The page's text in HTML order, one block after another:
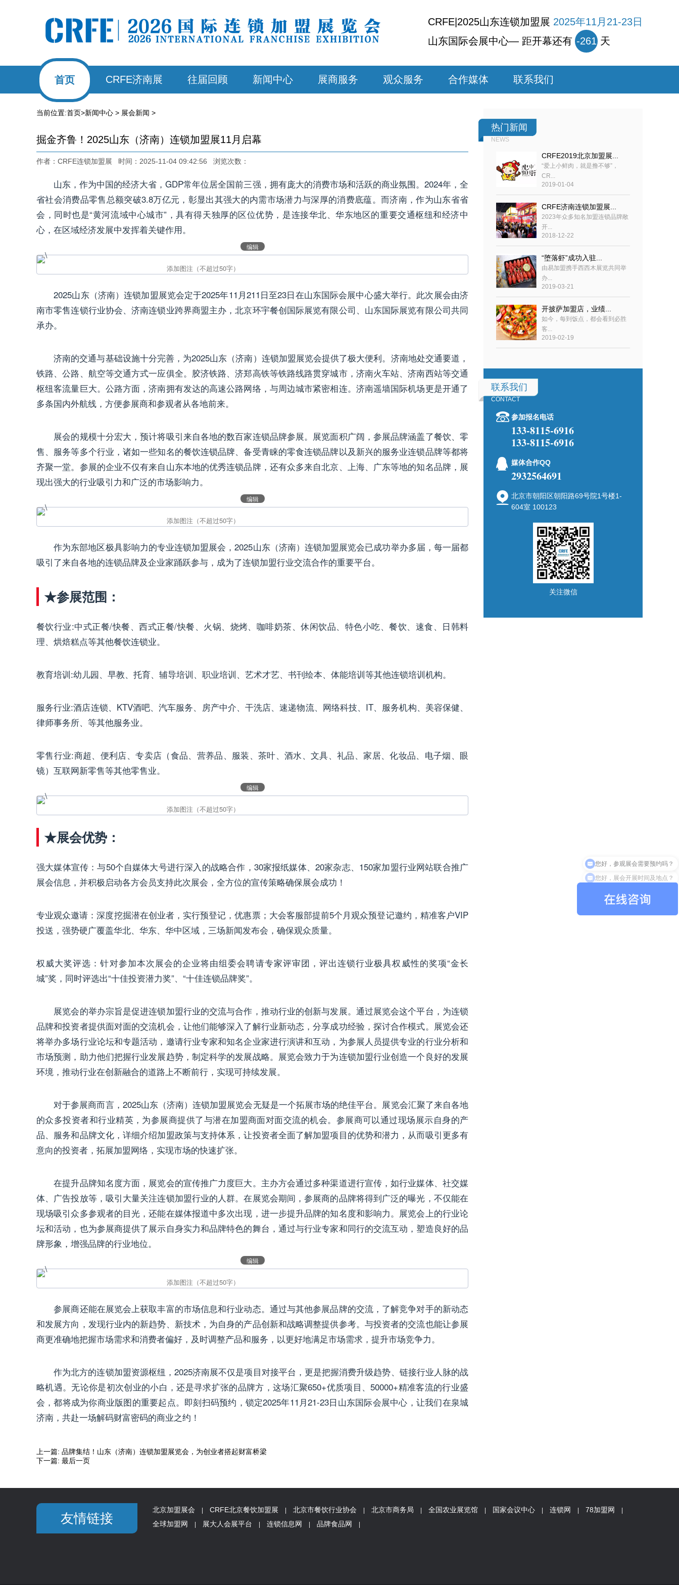
CRFE|2025山东连锁加盟展 2025年11月21-23日
山东国际会展中心— 距开幕还有 -261 天
首页 CRFE济南展 往届回顾 新闻中心 展商服务 观众服务 合作媒体 联系我们
当前位置:首页>新闻中心 > 展会新闻 >
掘金齐鲁！2025山东（济南）连锁加盟展11月启幕
作者：CRFE连锁加盟展 时间：2025-11-04 09:42:56 浏览次数：
山东，作为中国的经济大省，GDP常年位居全国前三强，拥有庞大的消费市场和活跃的商业氛围。2024年，全
省社会消费品零售总额突破3.8万亿元，彰显出其强大的内需市场潜力与深厚的消费底蕴。而济南，作为山东省省
会，同时也是“黄河流域中心城市”，具有得天独厚的区位优势，是连接华北、华东地区的重要交通枢纽和经济中
心，在区域经济发展中发挥着关键作用。
编辑
2025山东（济南）连锁加盟展览会定于2025年11月211日至23日在山东国际会展中心盛大举行。此次展会由济
南市零售连锁行业协会、济南连锁业跨界商盟主办，北京环宇餐创国际展览有限公司、山东国际展览有限公司共同
承办。
济南的交通与基础设施十分完善，为2025山东（济南）连锁加盟展览会提供了极大便利。济南地处交通要道，
铁路、公路、航空等交通方式一应俱全。胶济铁路、济郑高铁等铁路线路贯穿城市，济南火车站、济南西站等交通
枢纽客流量巨大。公路方面，济南拥有发达的高速公路网络，与周边城市紧密相连。济南遥墙国际机场更是开通了
多条国内外航线，方便参展商和参观者从各地前来。
展会的规模十分宏大，预计将吸引来自各地的数百家连锁品牌参展。展览面积广阔，参展品牌涵盖了餐饮、零
售、服务等多个行业，诸如一些知名的餐饮连锁品牌、备受青睐的零食连锁品牌以及新兴的服务业连锁品牌等都将
齐聚一堂。参展的企业不仅有来自山东本地的优秀连锁品牌，还有众多来自北京、上海、广东等地的知名品牌，展
现出强大的行业吸引力和广泛的市场影响力。
编辑
作为东部地区极具影响力的专业连锁加盟展会，2025山东（济南）连锁加盟展览会已成功举办多届，每一届都
吸引了来自各地的连锁品牌及企业家踊跃参与，成为了连锁加盟行业交流合作的重要平台。
★参展范围：
餐饮行业:中式正餐/快餐、西式正餐/快餐、火锅、烧烤、咖啡奶茶、休闲饮品、特色小吃、餐饮、速食、日韩料
理、烘焙糕点等其他餐饮连锁业。
教育培训:幼儿园、早教、托育、辅导培训、职业培训、艺术才艺、书刊绘本、体能培训等其他连锁培训机构。
服务行业:酒店连锁、KTV酒吧、汽车服务、房产中介、干洗店、速递物流、网络科技、IT、服务机构、美容保健、
律师事务所、等其他服务业。
零售行业:商超、便利店、专卖店（食品、营养品、服装、茶叶、酒水、文具、礼品、家居、化妆品、电子烟、眼
镜）互联网新零售等其他零售业。
编辑
★展会优势：
强大媒体宣传：与50个自媒体大号进行深入的战略合作，30家报纸媒体、20家杂志、150家加盟行业网站联合推广
展会信息，并积极启动各方会员支持此次展会，全方位的宣传策略确保展会成功！
专业观众邀请：深度挖掘潜在创业者，实行预登记，优惠票；大会客服部提前5个月观众预登记邀约，精准客户VIP
投送，强势硬广覆盖华北、华东、华中区域，三场新闻发布会，确保观众质量。
权威大奖评选：针对参加本次展会的企业将由组委会聘请专家评审团，评出连锁行业极具权威性的奖项“金长
城”奖，同时评选出“十佳投资潜力奖”、“十佳连锁品牌奖”。
展览会的举办宗旨是促进连锁加盟行业的交流与合作，推动行业的创新与发展。通过展览会这个平台，为连锁
品牌和投资者提供面对面的交流机会，让他们能够深入了解行业新动态，分享成功经验，探讨合作模式。展览会还
将举办多场行业论坛和专题活动，邀请行业专家和知名企业家进行演讲和互动，为参展人员提供专业的行业分析和
市场预测，助力他们把握行业发展趋势，制定科学的发展战略。展览会致力于为连锁加盟行业创造一个良好的发展
环境，推动行业在创新融合的道路上不断前行，实现可持续发展。
对于参展商而言，2025山东（济南）连锁加盟展览会无疑是一个拓展市场的绝佳平台。展览会汇聚了来自各地
的众多投资者和行业精英，为参展商提供了与潜在加盟商面对面交流的机会。参展商可以通过现场展示自身的产
品、服务和品牌文化，详细介绍加盟政策与支持体系，让投资者全面了解加盟项目的优势和潜力，从而吸引更多有
意向的投资者，拓展加盟网络，实现市场的快速扩张。
在提升品牌知名度方面，展览会的宣传推广力度巨大。主办方会通过多种渠道进行宣传，如行业媒体、社交媒
体、广告投放等，吸引大量关注连锁加盟行业的人群。在展览会期间，参展商的品牌将得到广泛的曝光，不仅能在
现场吸引众多参观者的目光，还能在媒体报道中多次出现，进一步提升品牌的知名度和影响力。展览会上的行业论
坛和活动，也为参展商提供了展示自身实力和品牌特色的舞台，通过与行业专家和同行的交流互动，塑造良好的品
牌形象，增强品牌的行业地位。
编辑
参展商还能在展览会上获取丰富的市场信息和行业动态。通过与其他参展品牌的交流，了解竞争对手的新动态
和发展方向，发现行业内的新趋势、新技术，为自身的产品创新和战略调整提供参考。与投资者的交流也能让参展
商更准确地把握市场需求和消费者偏好，及时调整产品和服务，以更好地满足市场需求，提升市场竞争力。
作为北方的连锁加盟资源枢纽，2025济南展不仅是项目对接平台，更是把握消费升级趋势、链接行业人脉的战
略机遇。无论你是初次创业的小白，还是寻求扩张的品牌方，这场汇聚650+优质项目、50000+精准客流的行业盛
会，都将成为你商业版图的重要起点。即刻扫码预约，锁定2025年11月21-23日山东国际会展中心，让我们在泉城
济南，共赴一场解码财富密码的商业之约！
上一篇: 品牌集结！山东（济南）连锁加盟展览会，为创业者搭起财富桥梁
下一篇: 最后一页
热门新闻
NEWS
CRFE2019北京加盟展...
“爱上小鲜肉，就是撸不够”，
CR...
2019-01-04
CRFE济南连锁加盟展...
2023年众多知名加盟连锁品牌敞
开...
2018-12-22
“堕落虾”成功入驻...
由易加盟携手西西木展览共同举
办...
2019-03-21
开披萨加盟店，业绩...
如今，每到饭点，都会看到必胜
客...
2019-02-19
联系我们
CONTACT
参加报名电话
133-8115-6916
133-8115-6916
媒体合作QQ
2932564691
北京市朝阳区朝阳路69号院1号楼1-
604室 100123
关注微信
友情链接
北京加盟展会 CRFE北京餐饮加盟展 北京市餐饮行业协会 北京市商务局 全国农业展览馆 国家会议中心 连锁网 78加盟网
全球加盟网 展大人会展平台 连锁信息网 品牌食品网